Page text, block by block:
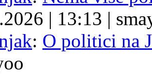
| 13:13 |
: O politici na